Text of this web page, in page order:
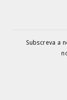
Subscreva a